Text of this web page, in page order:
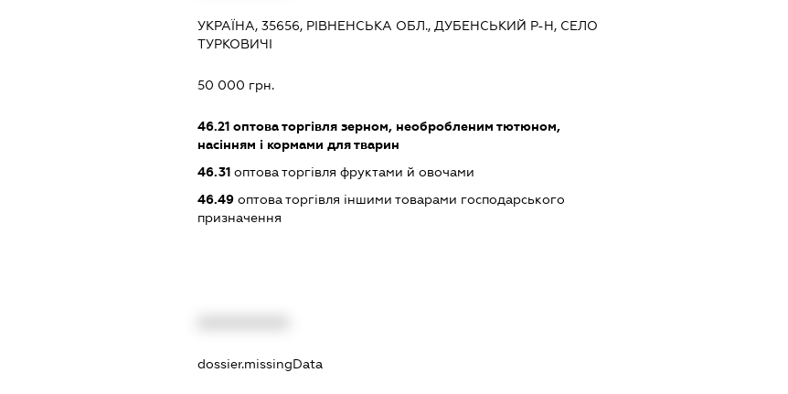
УКРАЇНА, 35656, РІВНЕНСЬКА ОБЛ., ДУБЕНСЬКИЙ Р-Н, СЕЛО
ТУРКОВИЧІ
50 000 грн.
46.21оптова торгівля зерном, необробленим тютюном,
насінням і кормами для тварин
46.31оптова торгівля фруктами й овочами
46.49оптова торгівля іншими товарами господарського
призначення
dossier.missingData